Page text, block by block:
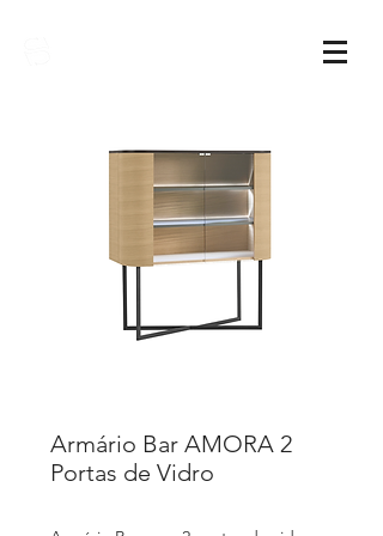
Armário Bar AMORA 2
Portas de Vidro